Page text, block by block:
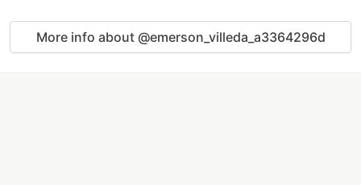
More info about @emerson_villeda_a3364296d